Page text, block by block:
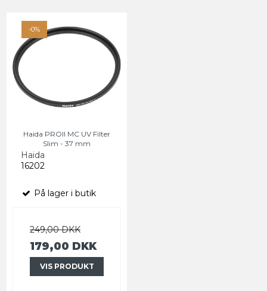
-0%
Haida PROII MC UV Filter
Slim - 37 mm
Haida
16202
På lager i butik
249,00 DKK
179,00 DKK
VIS PRODUKT